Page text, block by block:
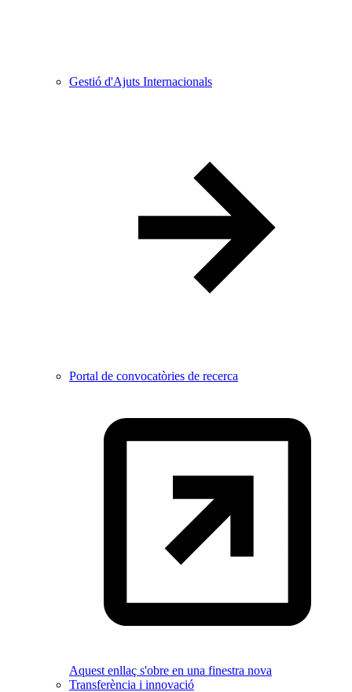
Gestió d'Ajuts Internacionals
Portal de convocatòries de recerca
Aquest enllaç s'obre en una finestra nova
Transferència i innovació